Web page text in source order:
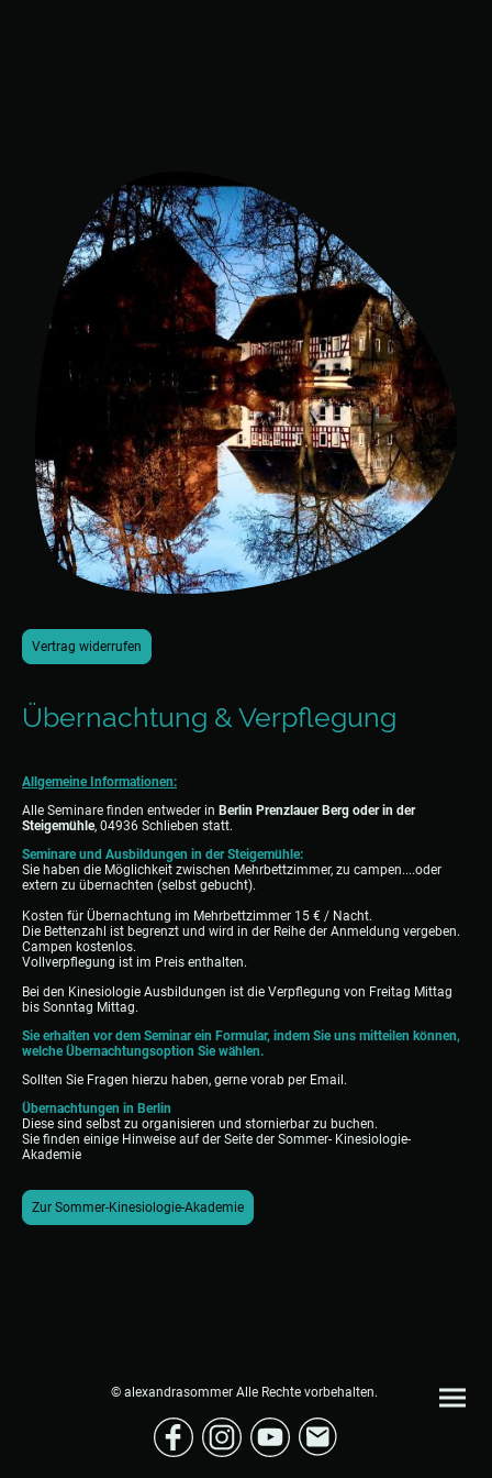
Vertrag widerrufen
Übernachtung & Verpflegung
Allgemeine Informationen:
Alle Seminare finden entweder in Berlin Prenzlauer Berg oder in der
Steigemühle, 04936 Schlieben statt.
Seminare und Ausbildungen in der Steigemühle:
Sie haben die Möglichkeit zwischen Mehrbettzimmer, zu campen....oder
extern zu übernachten (selbst gebucht).
Kosten für Übernachtung im Mehrbettzimmer 15 € / Nacht.
Die Bettenzahl ist begrenzt und wird in der Reihe der Anmeldung vergeben.
Campen kostenlos.
Vollverpflegung ist im Preis enthalten.
Bei den Kinesiologie Ausbildungen ist die Verpflegung von Freitag Mittag
bis Sonntag Mittag.
Sie erhalten vor dem Seminar ein Formular, indem Sie uns mitteilen können,
welche Übernachtungsoption Sie wählen.
Sollten Sie Fragen hierzu haben, gerne vorab per Email.
Übernachtungen in Berlin
Diese sind selbst zu organisieren und stornierbar zu buchen.
Sie finden einige Hinweise auf der Seite der Sommer- Kinesiologie-
Akademie
Zur Sommer-Kinesiologie-Akademie
© alexandrasommer Alle Rechte vorbehalten.